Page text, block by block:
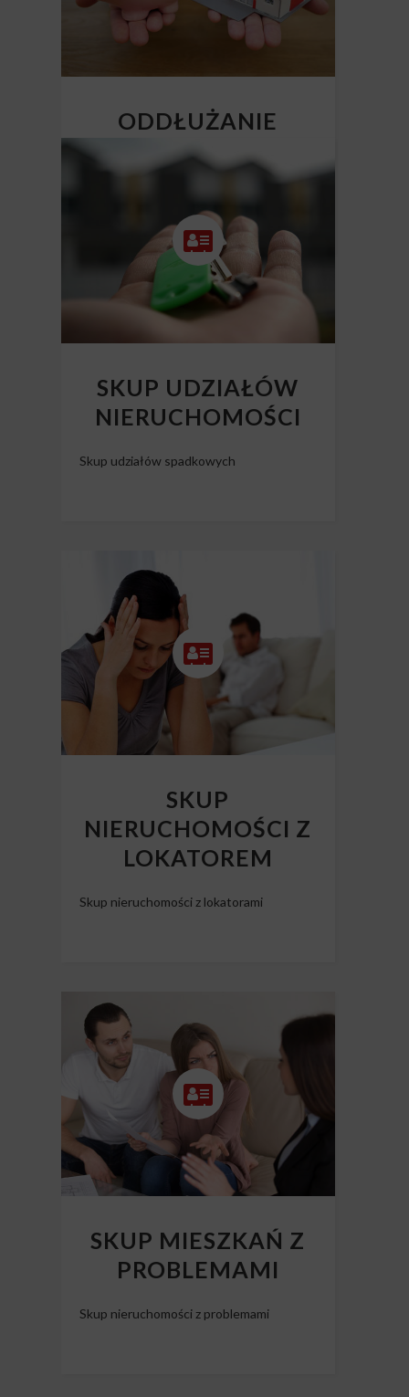
ODDŁUŻANIE
NIERUCHOMOŚCI
SKUP UDZIAŁÓW
NIERUCHOMOŚCI
Skup udziałów spadkowych
SKUP
NIERUCHOMOŚCI Z
LOKATOREM
Skup nieruchomości z lokatorami
SKUP MIESZKAŃ Z
PROBLEMAMI
Skup nieruchomości z problemami